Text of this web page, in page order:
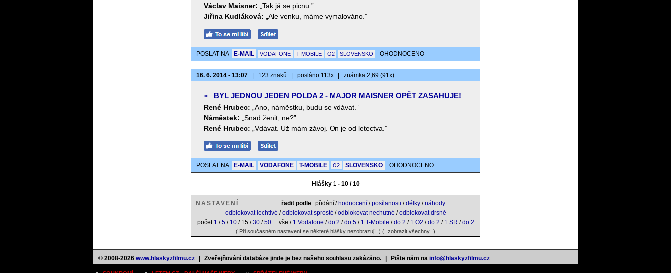
Václav Maisner:
„Tak já se picnu.”
Jiřina Kudláková:
„Ale venku, máme vymalováno.”
POSLAT NA E-MAIL VODAFONE T-MOBILE O2 SLOVENSKO OHODNOCENO
16. 6. 2014 - 13:07 123 znaků posláno 113x známka 2,69 (91x)
» BYL JEDNOU JEDEN POLDA 2 - MAJOR MAISNER OPĚT ZASAHUJE!
René Hrubec:
„Ano, náměstku, budu se vdávat.”
Náměstek:
„Snad ženit, ne?”
René Hrubec:
„Vdávat. Už mám závoj. On je od letectva.”
POSLAT NA E-MAIL VODAFONE T-MOBILE O2 SLOVENSKO OHODNOCENO
Hlášky 1 - 10 / 10
NASTAVENÍ řadit podle přidání / hodnocení /posílanosti /délky /náhody
odblokovat lechtivé /odblokovat sprosté /odblokovat nechutné /odblokovat drsné
počet 1 /5/ 10/ 15 /30/50... vše / 1 Vodafone /do 2 /do 5/ 1 T-Mobile /do 2 / 1 O2 /do 2 / 1 SR /do 2
( Při současném nastavení se některé hlášky nezobrazují. ) ( zobrazit všechny )
© 2008-2026 www.hlaskyzfilmu.cz Zveřejňování databáze jinde je bez našeho souhlasu zakázáno. Pište nám na info@hlaskyzfilmu.cz